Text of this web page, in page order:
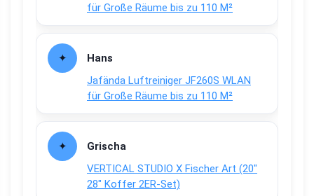
für Große Räume bis zu 110 M²
Hans
Jafända Luftreiniger JF260S WLAN
für Große Räume bis zu 110 M²
Grischa
VERTICAL STUDIO X Fischer Art (20″
28″ Koffer 2ER-Set)